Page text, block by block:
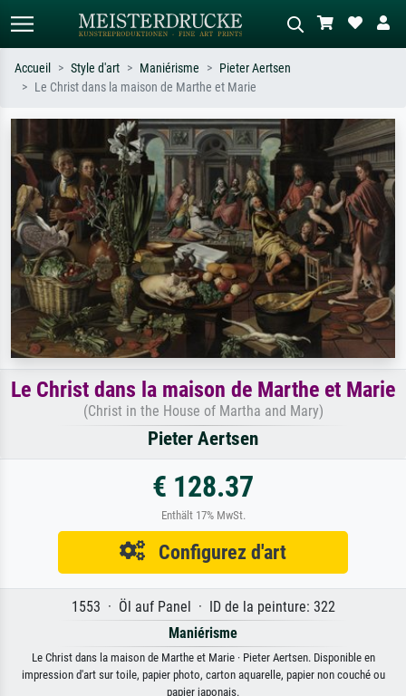
Recherchez par artiste, titre ou style –
ex. Monet, Nuit étoilée,
impressionnisme, vague de Hokusai,
nu.
Décrivez la scène – ex. prairie verte,
abstrait avec beaucoup de rouge,
tableau sombre, nu debout près d'un
arbre.
Accueil Style d'art Maniérisme
Pieter Aertsen
Le Christ dans la maison de Marthe et Marie
Le Christ dans la maison de Marthe et Marie
(Christ in the House of Martha and Mary)
Pieter Aertsen
€ 128.37
Enthält 17% MwSt.
Configurez d'art
1553 · Öl auf Panel · ID de la peinture: 322
Maniérisme
Le Christ dans la maison de Marthe et Marie · Pieter Aertsen. Disponible en
impression d'art sur toile, papier photo, carton aquarelle, papier non couché ou
papier japonais.